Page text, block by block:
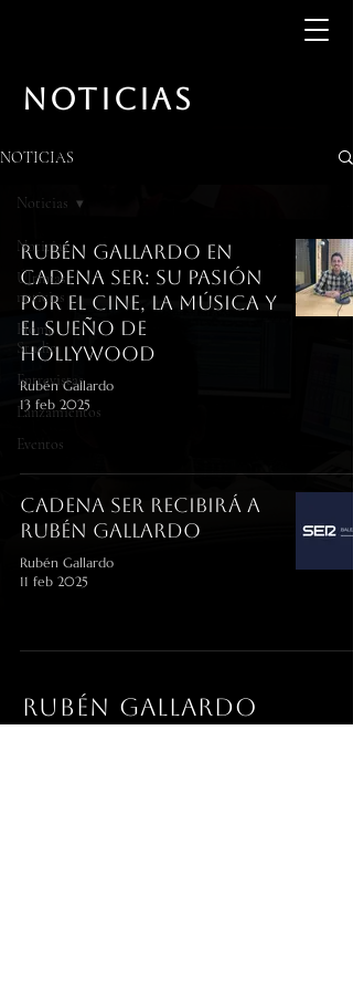
NOTICIAS
NOTICIAS
Noticias
Últimas
noticias
Home
Studio
Entrevistas
Lanzamientos
Eventos
Noticias
Rubén Gallardo en
Cadena SER: Su pasión
por el cine, la música y
el sueño de
Hollywood
Rubén Gallardo
13 feb 2025
Cadena SER recibirá a
Rubén Gallardo
Rubén Gallardo
11 feb 2025
RUBÉN gallardo